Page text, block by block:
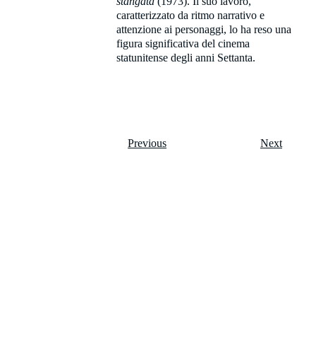
caratterizzato da ritmo narrativo e
attenzione ai personaggi, lo ha reso una
figura significativa del cinema
statunitense degli anni Settanta.
Previous Next